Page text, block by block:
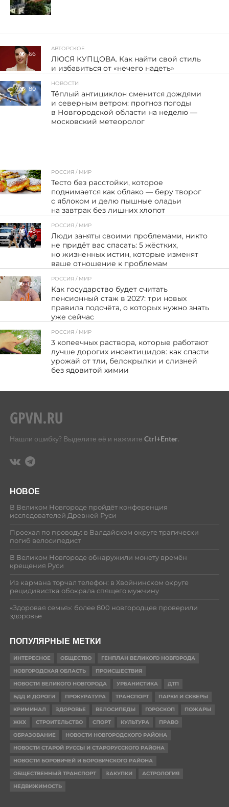
66
АВТОРСКОЕ
ЛЮСЯ КУПЦОВА. Как найти свой стиль
и избавиться от «нечего надеть»
80
НОВОСТИ
Тёплый антициклон сменится дождями
и северным ветром: прогноз погоды
в Новгородской области на неделю —
московский метеоролог
81
РОССИЯ / МИР
Тесто без расстойки, которое
поднимается как облако — беру творог
с яблоком и делю пышные оладьи
на завтрак без лишних хлопот
48
РОССИЯ / МИР
Люди заняты своими проблемами, никто
не придёт вас спасать: 5 жёстких,
но жизненных истин, которые изменят
ваше отношение к проблемам
130
РОССИЯ / МИР
Как государство будет считать
пенсионный стаж в 2027: три новых
правила подсчёта, о которых нужно знать
уже сейчас
106
РОССИЯ / МИР
3 копеечных раствора, которые работают
лучше дорогих инсектицидов: как спасти
урожай от тли, белокрылки и слизней
без ядовитой химии
Нашли ошибку? Выделите её и нажмите Ctrl+Enter.
НОВОЕ
В Великом Новгороде пройдёт конференция
исследователей Древней Руси
Проехал по проводу: в Валдайском округе трагически
погиб велосипедист
В Великом Новгороде обнаружили монету времён
крещения Руси
Из кармана торчал телефон: в Хвойнинском округе
рецидивистка обокрала спящего мужчину
«Здоровая семья»: более 800 новгородцев проверили
здоровье
ПОПУЛЯРНЫЕ МЕТКИ
ИНТЕРЕСНОЕ ОБЩЕСТВО
ГЕНПЛАН ВЕЛИКОГО НОВГОРОДА
НОВГОРОДСКАЯ ОБЛАСТЬ
ПРОИСШЕСТВИЯ
НОВОСТИ ВЕЛИКОГО НОВГОРОДА
УРБАНИСТИКА
ДТП
БДД И ДОРОГИ
ПРОКУРАТУРА ТРАНСПОРТ
ПАРКИ И СКВЕРЫ
КРИМИНАЛ
ЗДОРОВЬЕ ВЕЛОСИПЕДЫ ГОРОСКОП
ПОЖАРЫ
ЖКХ
СТРОИТЕЛЬСТВО СПОРТ КУЛЬТУРА
ПРАВО
ОБРАЗОВАНИЕ
НОВОСТИ НОВГОРОДСКОГО РАЙОНА
НОВОСТИ СТАРОЙ РУССЫ И СТАРОРУССКОГО РАЙОНА
НОВОСТИ БОРОВИЧЕЙ И БОРОВИЧСКОГО РАЙОНА
ОБЩЕСТВЕННЫЙ ТРАНСПОРТ
ЗАКУПКИ
АСТРОЛОГИЯ
НЕДВИЖИМОСТЬ